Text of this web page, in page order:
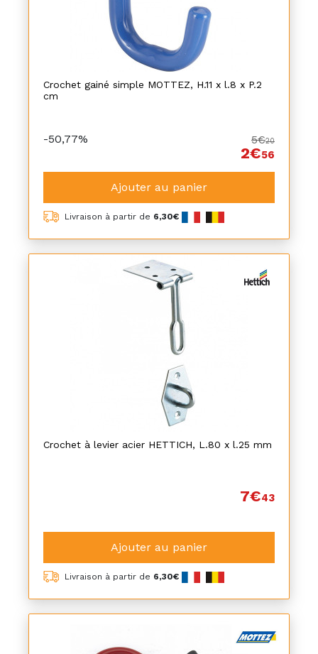
Crochet gainé simple MOTTEZ, H.11 x l.8 x P.2
cm
-50,77% 5€20
2€56
Ajouter au panier
Livraison à partir de 6,30€
Crochet à levier acier HETTICH, L.80 x l.25 mm
7€43
Ajouter au panier
Livraison à partir de 6,30€